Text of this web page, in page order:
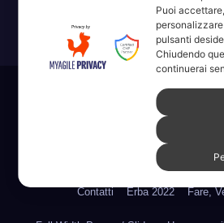
Sviluppato con orgoglio da WordPress
Themeansar
Amministrative 2022 sdc Articoli
Contatti Erba 2022 Fare,
Puoi
pulsanti
Chiudendo
continuerai